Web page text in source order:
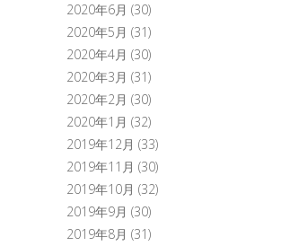
2020年6月 (30)
2020年5月 (31)
2020年4月 (30)
2020年3月 (31)
2020年2月 (30)
2020年1月 (32)
2019年12月 (33)
2019年11月 (30)
2019年10月 (32)
2019年9月 (30)
2019年8月 (31)